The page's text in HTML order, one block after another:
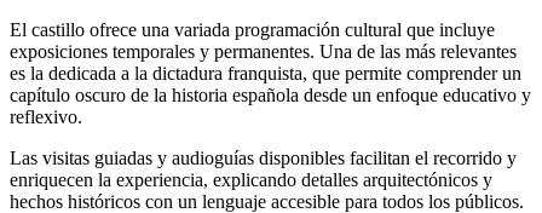
El castillo ofrece una variada programación cultural que incluye
exposiciones temporales y permanentes. Una de las más relevantes
es la dedicada a la dictadura franquista, que permite comprender un
capítulo oscuro de la historia española desde un enfoque educativo y
reflexivo.
Las visitas guiadas y audioguías disponibles facilitan el recorrido y
enriquecen la experiencia, explicando detalles arquitectónicos y
hechos históricos con un lenguaje accesible para todos los públicos.